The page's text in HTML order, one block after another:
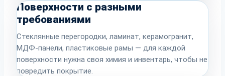
Поверхности с разными
требованиями
Стеклянные перегородки, ламинат, керамогранит,
МДФ-панели, пластиковые рамы — для каждой
поверхности нужна своя химия и инвентарь, чтобы не
повредить покрытие.